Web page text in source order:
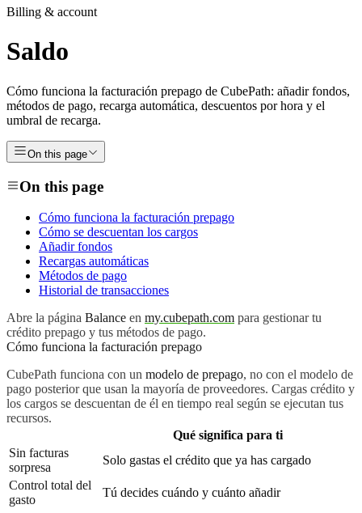
Billing & account
Saldo
Cómo funciona la facturación prepago de CubePath: añadir fondos,
métodos de pago, recarga automática, descuentos por hora y el
umbral de recarga.
On this page
On this page
Cómo funciona la facturación prepago
Cómo se descuentan los cargos
Añadir fondos
Recargas automáticas
Métodos de pago
Historial de transacciones
Abre la página Balance en my.cubepath.com para gestionar tu
crédito prepago y tus métodos de pago.
Cómo funciona la facturación prepago
CubePath funciona con un modelo de prepago, no con el modelo de
pago posterior que usan la mayoría de proveedores. Cargas crédito y
los cargos se descuentan de él en tiempo real según se ejecutan tus
recursos.
Qué significa para ti
Sin facturas
sorpresa
Solo gastas el crédito que ya has cargado
Control total del
gasto
Tú decides cuándo y cuánto añadir